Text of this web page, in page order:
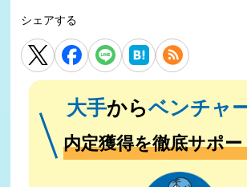
シェアする
大手からベンチャ
内定獲得を徹底サポー